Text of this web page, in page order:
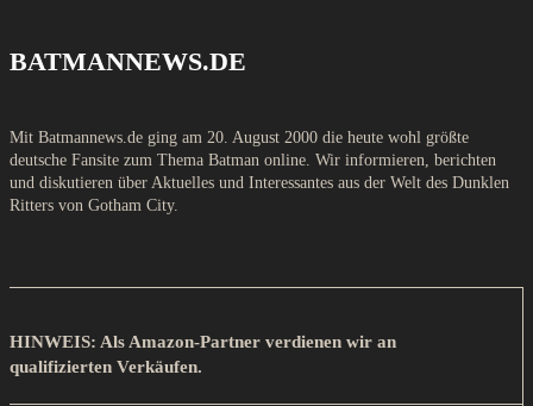
BATMANNEWS.DE
Mit Batmannews.de ging am 20. August 2000 die heute wohl größte
deutsche Fansite zum Thema Batman online. Wir informieren, berichten
und diskutieren über Aktuelles und Interessantes aus der Welt des Dunklen
Ritters von Gotham City.
HINWEIS: Als Amazon-Partner verdienen wir an
qualifizierten Verkäufen.